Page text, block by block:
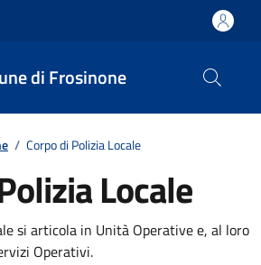
di Frosinone
evidenza
/ Corpo di Polizia Locale
Locale
si articola in Unità Operative e, al loro
Operativi.